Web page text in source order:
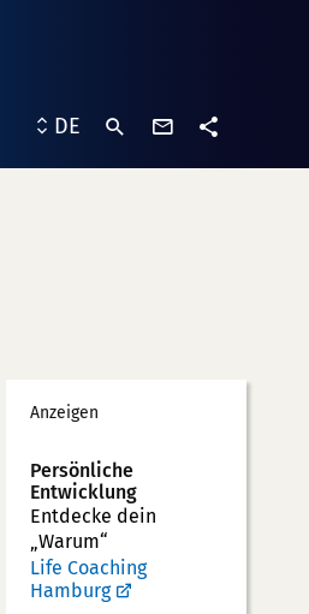
DE
Werbung
Anzeigen
Persönliche
Entwicklung
Entdecke dein
„Warum“
Life Coaching
Hamburg